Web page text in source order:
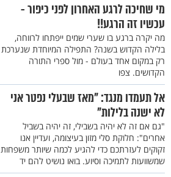
מי שחיכה לרגע האחרון לפני כיפור -
עכשיו זה הרגע!!
מה יקרה ברגע בו שערי שמים ייפתחו לרווחה,
בלילה הקדוש בשנה? התפילה המיוחדת שנערכת
רק במקום אחד בעולם - מול ספרי התורה
הקדושים. צפו
אל תעמדו מנגד: "מאז שבעלי נפטר אני
לא ישנה בלילות"
"גם אם זה לא יהיה בשבילי, זה יהיה בשביל
אחרים": חלוקת סלי מזון בעיצומה, ועדיין אנו
זקוקים לעזרתכם כדי להגיע לכמה שיותר משפחות
שמשוועות לתמיכה וסיוע. בואו נושיט להם יד